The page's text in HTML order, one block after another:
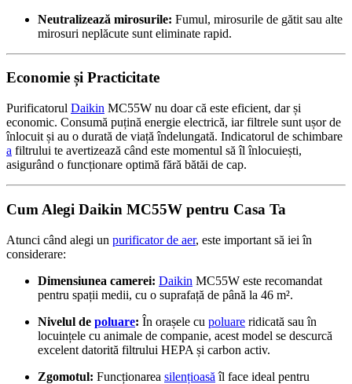
Neutralizează mirosurile: Fumul, mirosurile de gătit sau alte
mirosuri neplăcute sunt eliminate rapid.
Economie și Practicitate
Purificatorul Daikin MC55W nu doar că este eficient, dar și
economic. Consumă puțină energie electrică, iar filtrele sunt ușor de
înlocuit și au o durată de viață îndelungată. Indicatorul de schimbare
a filtrului te avertizează când este momentul să îl înlocuiești,
asigurând o funcționare optimă fără bătăi de cap.
Cum Alegi Daikin MC55W pentru Casa Ta
Atunci când alegi un purificator de aer, este important să iei în
considerare:
Dimensiunea camerei: Daikin MC55W este recomandat
pentru spații medii, cu o suprafață de până la 46 m².
Nivelul de poluare: În orașele cu poluare ridicată sau în
locuințele cu animale de companie, acest model se descurcă
excelent datorită filtrului HEPA și carbon activ.
Zgomotul: Funcționarea silențioasă îl face ideal pentru